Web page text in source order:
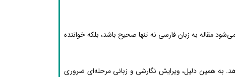
مقاله به زبان فارسی نه تنها صحیح باشد، بلکه خواننده
به همین دلیل، ویرایش نگارشی و زبانی مرحله‌ای ضروری